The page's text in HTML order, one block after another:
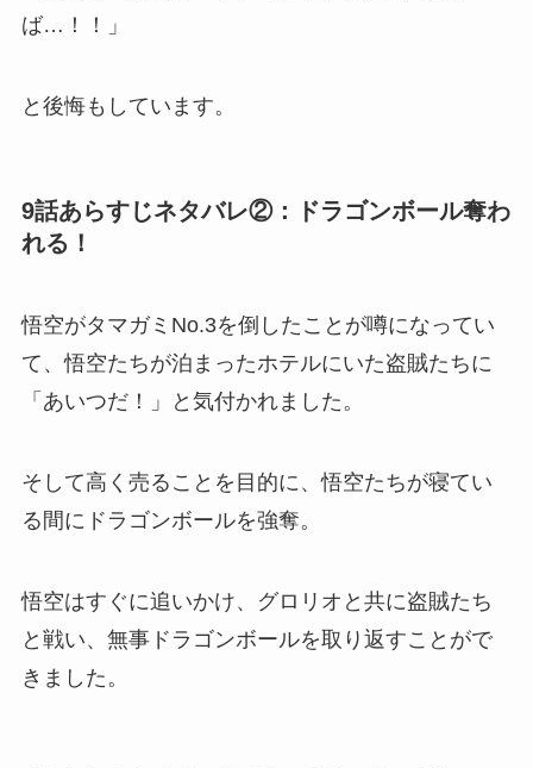
ば…！！」
と後悔もしています。
9話あらすじネタバレ②：ドラゴンボール奪わ
れる！
悟空がタマガミNo.3を倒したことが噂になってい
て、悟空たちが泊まったホテルにいた盗賊たちに
「あいつだ！」と気付かれました。
そして高く売ることを目的に、悟空たちが寝てい
る間にドラゴンボールを強奪。
悟空はすぐに追いかけ、グロリオと共に盗賊たち
と戦い、無事ドラゴンボールを取り返すことがで
きました。